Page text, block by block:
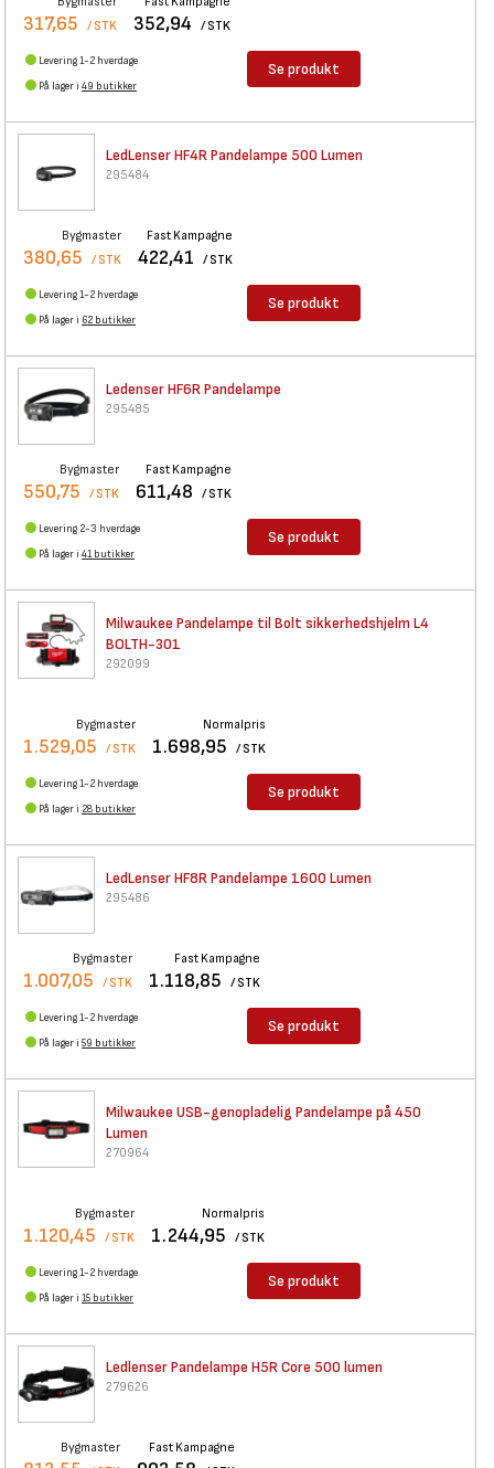
317,65 / STK 352,94 / STK
Levering 1-2 hverdage
På lager i 49 butikker
Se produkt
LedLenser HF4R Pandelampe 500 Lumen
295484
Bygmaster
380,65 / STK
Fast Kampagne
422,41 / STK
Levering 1-2 hverdage
På lager i 62 butikker
Se produkt
Ledenser HF6R Pandelampe
295485
Bygmaster
550,75 / STK
Fast Kampagne
611,48 / STK
Levering 2-3 hverdage
På lager i 41 butikker
Se produkt
Milwaukee Pandelampe til Bolt sikkerhedshjelm L4
BOLTH-301
292099
Bygmaster
1.529,05 / STK
Normalpris
1.698,95 / STK
Levering 1-2 hverdage
På lager i 28 butikker
Se produkt
LedLenser HF8R Pandelampe 1600 Lumen
295486
Bygmaster
1.007,05 / STK
Fast Kampagne
1.118,85 / STK
Levering 1-2 hverdage
På lager i 59 butikker
Se produkt
Milwaukee USB-genopladelig Pandelampe på 450
Lumen
270964
Bygmaster
1.120,45 / STK
Normalpris
1.244,95 / STK
Levering 1-2 hverdage
På lager i 15 butikker
Se produkt
Ledlenser Pandelampe H5R Core 500 lumen
279626
Bygmaster Fast Kampagne